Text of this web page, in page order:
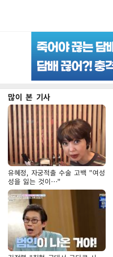
많이 본 기사
유혜정, 자궁적출 수술 고백 "여성
성을 잃는 것이…"